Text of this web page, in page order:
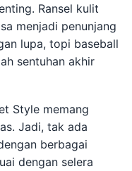
Ransel kulit
menjadi penunjang
lupa, topi baseball
sentuhan akhir
Style memang
Jadi, tak ada
berbagai
dengan selera